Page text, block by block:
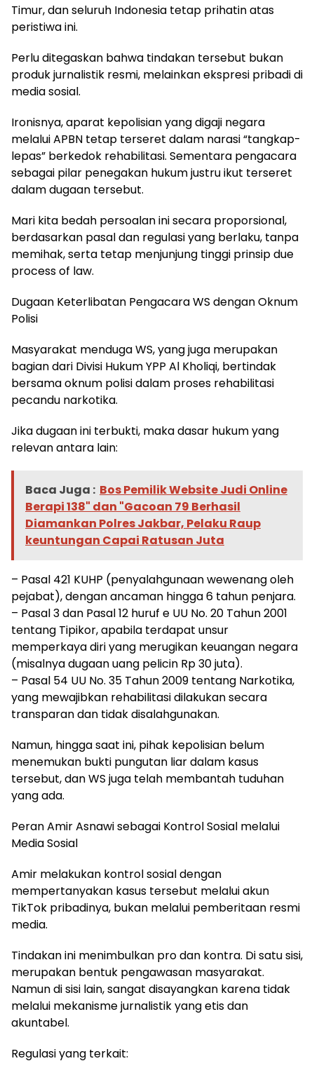
Timur, dan seluruh Indonesia tetap prihatin atas
peristiwa ini.
Perlu ditegaskan bahwa tindakan tersebut bukan
produk jurnalistik resmi, melainkan ekspresi pribadi di
media sosial.
Ironisnya, aparat kepolisian yang digaji negara
melalui APBN tetap terseret dalam narasi “tangkap-
lepas” berkedok rehabilitasi. Sementara pengacara
sebagai pilar penegakan hukum justru ikut terseret
dalam dugaan tersebut.
Mari kita bedah persoalan ini secara proporsional,
berdasarkan pasal dan regulasi yang berlaku, tanpa
memihak, serta tetap menjunjung tinggi prinsip due
process of law.
Dugaan Keterlibatan Pengacara WS dengan Oknum
Polisi
Masyarakat menduga WS, yang juga merupakan
bagian dari Divisi Hukum YPP Al Kholiqi, bertindak
bersama oknum polisi dalam proses rehabilitasi
pecandu narkotika.
Jika dugaan ini terbukti, maka dasar hukum yang
relevan antara lain:
Baca Juga : Bos Pemilik Website Judi Online
Berapi 138" dan "Gacoan 79 Berhasil
Diamankan Polres Jakbar, Pelaku Raup
keuntungan Capai Ratusan Juta
– Pasal 421 KUHP (penyalahgunaan wewenang oleh
pejabat), dengan ancaman hingga 6 tahun penjara.
– Pasal 3 dan Pasal 12 huruf e UU No. 20 Tahun 2001
tentang Tipikor, apabila terdapat unsur
memperkaya diri yang merugikan keuangan negara
(misalnya dugaan uang pelicin Rp 30 juta).
– Pasal 54 UU No. 35 Tahun 2009 tentang Narkotika,
yang mewajibkan rehabilitasi dilakukan secara
transparan dan tidak disalahgunakan.
Namun, hingga saat ini, pihak kepolisian belum
menemukan bukti pungutan liar dalam kasus
tersebut, dan WS juga telah membantah tuduhan
yang ada.
Peran Amir Asnawi sebagai Kontrol Sosial melalui
Media Sosial
Amir melakukan kontrol sosial dengan
mempertanyakan kasus tersebut melalui akun
TikTok pribadinya, bukan melalui pemberitaan resmi
media.
Tindakan ini menimbulkan pro dan kontra. Di satu sisi,
merupakan bentuk pengawasan masyarakat.
Namun di sisi lain, sangat disayangkan karena tidak
melalui mekanisme jurnalistik yang etis dan
akuntabel.
Regulasi yang terkait: